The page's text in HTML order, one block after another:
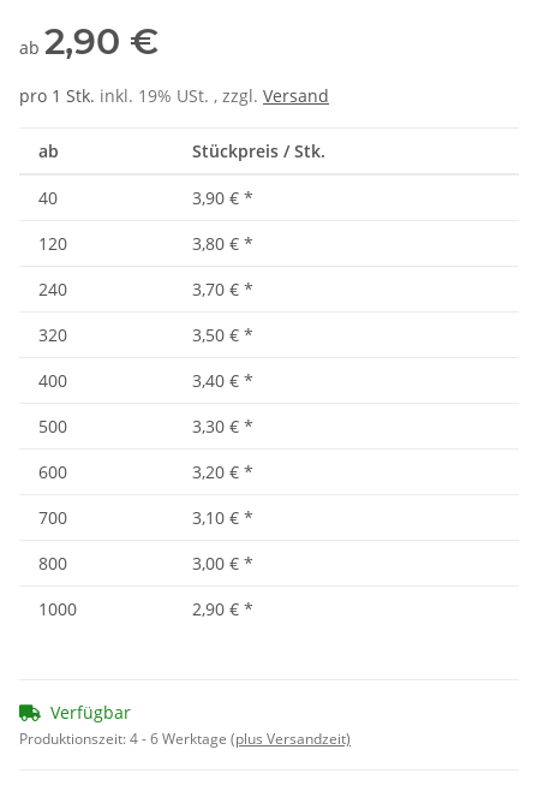
ab 2,90 €
pro 1 Stk. inkl. 19% USt. , zzgl. Versand
ab Stückpreis / Stk.
40 3,90 € *
120
3,80 € *
240
3,70 € *
320
3,50 € *
400
3,40 € *
500
3,30 € *
600
3,20 € *
700
3,10 € *
800
3,00 € *
1000
2,90 € *
Verfügbar
Produktionszeit:4 - 6 Werktage (plus Versandzeit)